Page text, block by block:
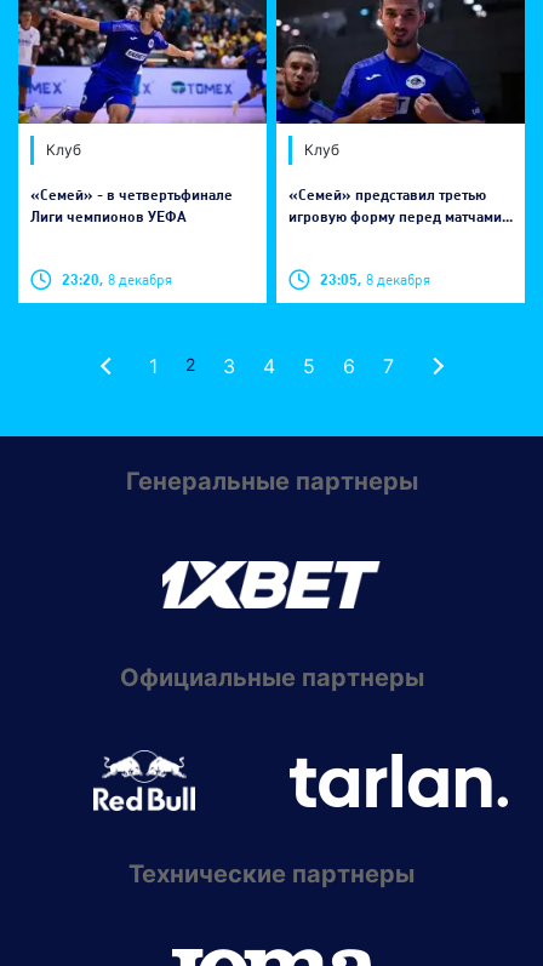
Клуб
«Семей» - в четвертьфинале
Лиги чемпионов УЕФА
23:20, 8 декабря
Клуб
«Семей» представил третью
игровую форму перед матчами...
23:05, 8 декабря
1 2 3 4 5 6 7
Генеральные партнеры
Официальные партнеры
Технические партнеры